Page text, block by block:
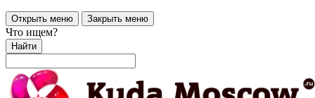
Открыть меню Закрыть меню
Что ищем?
Найти